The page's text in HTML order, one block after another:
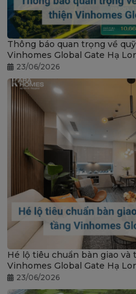
Thông báo quan trọng về
Vinhomes Global Gate Hạ
23/06/2026
Hé lộ tiêu chuẩn bàn giao và
Vinhomes Global Gate Hạ
23/06/2026